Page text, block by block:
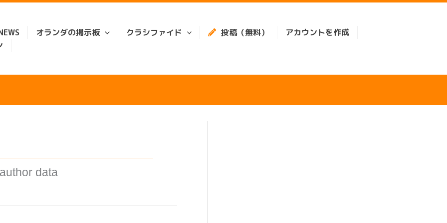
オランダの掲示板 クラシファイド 投稿（無料）
アカウントを作成
data